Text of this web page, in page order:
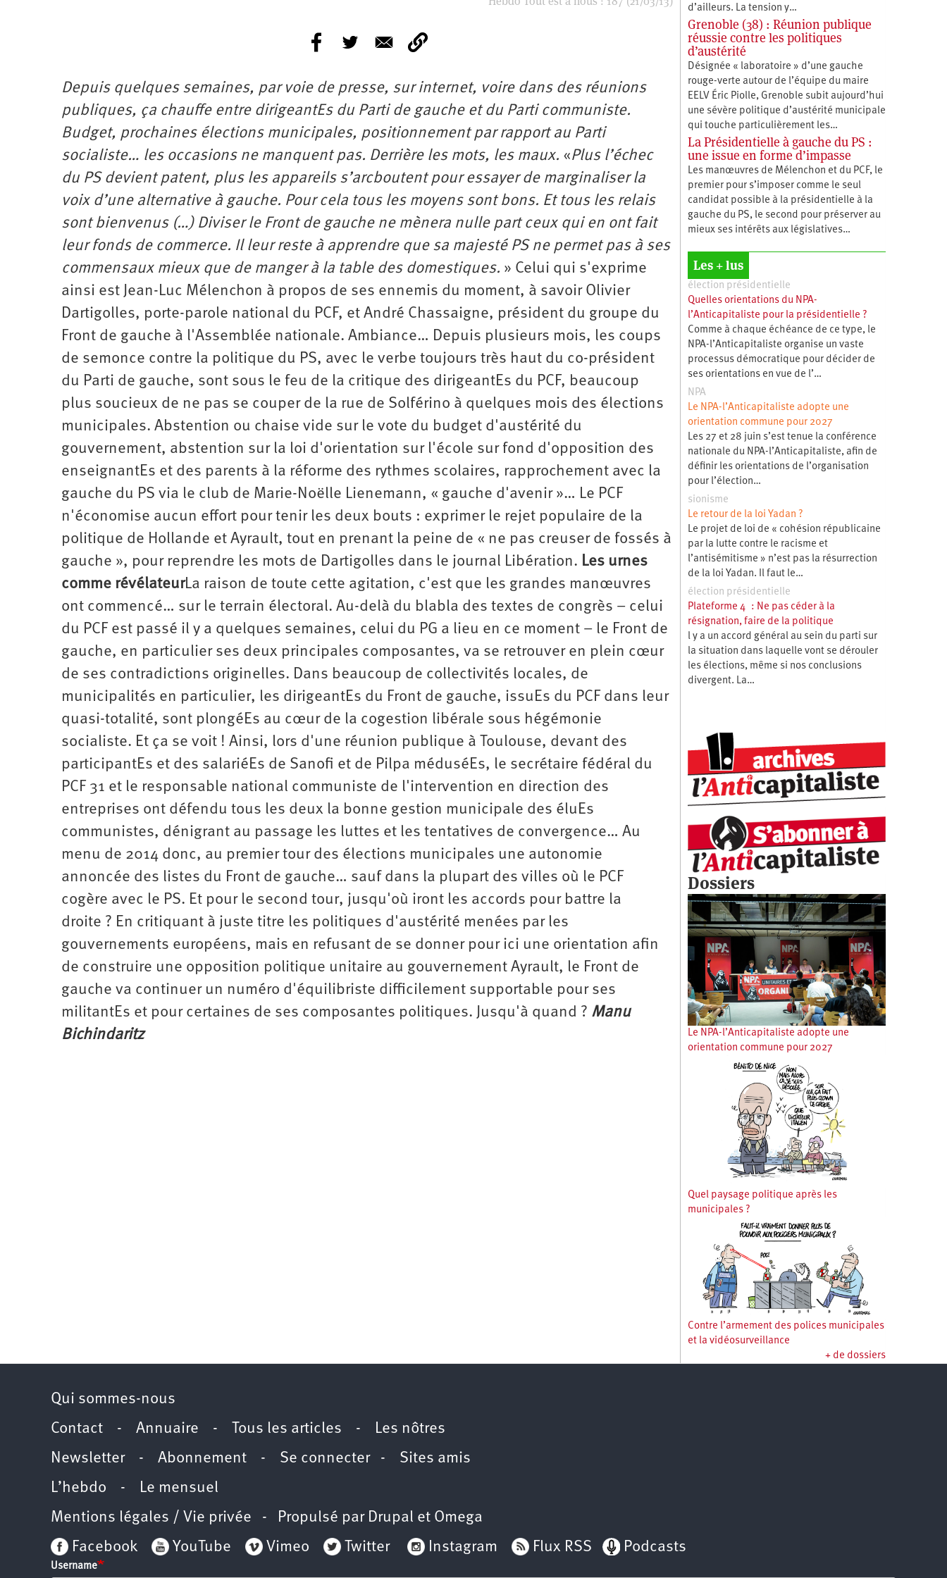
Depuis quelques semaines, par voie de presse, sur internet, voire dans des réunions
publiques, ça chauffe entre dirigeantEs du Parti de gauche et du Parti communiste.
Budget, prochaines élections municipales, positionnement par rapport au Parti
socialiste… les occasions ne manquent pas. Derrière les mots, les maux. «Plus l’échec
du PS devient patent, plus les appareils s’arcboutent pour essayer de marginaliser la
voix d’une alternative à gauche. Pour cela tous les moyens sont bons. Et tous les relais
sont bienvenus (…) Diviser le Front de gauche ne mènera nulle part ceux qui en ont fait
leur fonds de commerce. Il leur reste à apprendre que sa majesté PS ne permet pas à ses
commensaux mieux que de manger à la table des domestiques. » Celui qui s'exprime
ainsi est Jean-Luc Mélenchon à propos de ses ennemis du moment, à savoir Olivier
Dartigolles, porte-parole national du PCF, et André Chassaigne, président du groupe du
Front de gauche à l'Assemblée nationale. Ambiance… Depuis plusieurs mois, les coups
de semonce contre la politique du PS, avec le verbe toujours très haut du co-président
du Parti de gauche, sont sous le feu de la critique des dirigeantEs du PCF, beaucoup
plus soucieux de ne pas se couper de la rue de Solférino à quelques mois des élections
municipales. Abstention ou chaise vide sur le vote du budget d'austérité du
gouvernement, abstention sur la loi d'orientation sur l'école sur fond d'opposition des
enseignantEs et des parents à la réforme des rythmes scolaires, rapprochement avec la
gauche du PS via le club de Marie-Noëlle Lienemann, « gauche d'avenir »… Le PCF
n'économise aucun effort pour tenir les deux bouts : exprimer le rejet populaire de la
politique de Hollande et Ayrault, tout en prenant la peine de « ne pas creuser de fossés à
gauche », pour reprendre les mots de Dartigolles dans le journal Libération. Les urnes
comme révélateurLa raison de toute cette agitation, c'est que les grandes manœuvres
ont commencé… sur le terrain électoral. Au-delà du blabla des textes de congrès – celui
du PCF est passé il y a quelques semaines, celui du PG a lieu en ce moment – le Front de
gauche, en particulier ses deux principales composantes, va se retrouver en plein cœur
de ses contradictions originelles. Dans beaucoup de collectivités locales, de
municipalités en particulier, les dirigeantEs du Front de gauche, issuEs du PCF dans leur
quasi-totalité, sont plongéEs au cœur de la cogestion libérale sous hégémonie
socialiste. Et ça se voit ! Ainsi, lors d'une réunion publique à Toulouse, devant des
participantEs et des salariéEs de Sanofi et de Pilpa méduséEs, le secrétaire fédéral du
PCF 31 et le responsable national communiste de l'intervention en direction des
entreprises ont défendu tous les deux la bonne gestion municipale des éluEs
communistes, dénigrant au passage les luttes et les tentatives de convergence… Au
menu de 2014 donc, au premier tour des élections municipales une autonomie
annoncée des listes du Front de gauche… sauf dans la plupart des villes où le PCF
cogère avec le PS. Et pour le second tour, jusqu'où iront les accords pour battre la
droite ? En critiquant à juste titre les politiques d'austérité menées par les
gouvernements européens, mais en refusant de se donner pour ici une orientation afin
de construire une opposition politique unitaire au gouvernement Ayrault, le Front de
gauche va continuer un numéro d'équilibriste difficilement supportable pour ses
militantEs et pour certaines de ses composantes politiques. Jusqu'à quand ? Manu
Bichindaritz
d’ailleurs. La tension y…
Grenoble (38) : Réunion publique
réussie contre les politiques
d’austérité
Désignée « laboratoire » d’une gauche
rouge-verte autour de l’équipe du maire
EELV Éric Piolle, Grenoble subit aujourd’hui
une sévère politique d’austérité municipale
qui touche particulièrement les…
La Présidentielle à gauche du PS :
une issue en forme d’impasse
Les manœuvres de Mélenchon et du PCF, le
premier pour s’imposer comme le seul
candidat possible à la présidentielle à la
gauche du PS, le second pour préserver au
mieux ses intérêts aux législatives…
Les + lus
élection présidentielle
Quelles orientations du NPA-
l’Anticapitaliste pour la présidentielle ?
Comme à chaque échéance de ce type, le
NPA-l’Anticapitaliste organise un vaste
processus démocratique pour décider de
ses orientations en vue de l’…
NPA
Le NPA-l’Anticapitaliste adopte une
orientation commune pour 2027
Les 27 et 28 juin s’est tenue la conférence
nationale du NPA-l’Anticapitaliste, afin de
définir les orientations de l’organisation
pour l’élection…
sionisme
Le retour de la loi Yadan ?
Le projet de loi de « cohésion républicaine
par la lutte contre le racisme et
l’antisémitisme » n’est pas la résurrection
de la loi Yadan. Il faut le…
élection présidentielle
Plateforme 4 : Ne pas céder à la
résignation, faire de la politique
l y a un accord général au sein du parti sur
la situation dans laquelle vont se dérouler
les élections, même si nos conclusions
divergent. La…
Dossiers
Le NPA-l’Anticapitaliste adopte une
orientation commune pour 2027
Quel paysage politique après les
municipales ?
Contre l’armement des polices municipales
et la vidéosurveillance
+ de dossiers
Qui sommes-nous
Contact - Annuaire - Tous les articles - Les nôtres
Newsletter- Abonnement - Se connecter- Sites amis
L’hebdo - Le mensuel
Mentions légales / Vie privée - Propulsé par Drupal et Omega
Facebook
YouTube Vimeo Twitter Instagram Flux RSS Podcasts
Username